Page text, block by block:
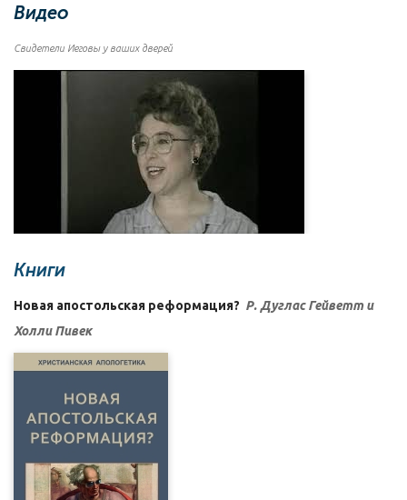
Видео
Свидетели Иеговы у ваших дверей
Книги
Новая апостольская реформация? Р. Дуглас Гейветт и
Холли Пивек